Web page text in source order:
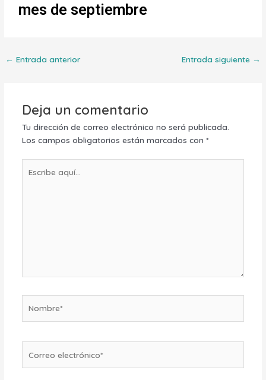
mes de septiembre
← Entrada anterior Entrada siguiente →
Deja un comentario
Tu dirección de correo electrónico no será publicada.
Los campos obligatorios están marcados con *
aquí...
electrónico*